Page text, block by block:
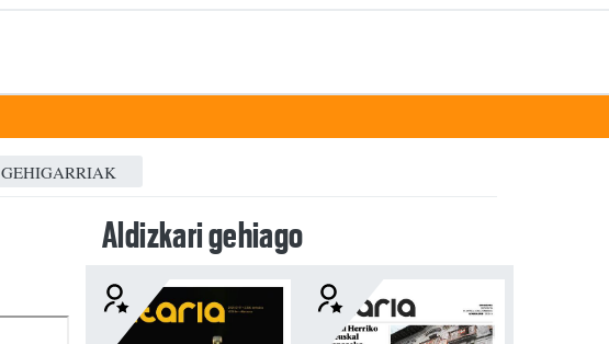
GEHIGARRIAK
Aldizkari gehiago